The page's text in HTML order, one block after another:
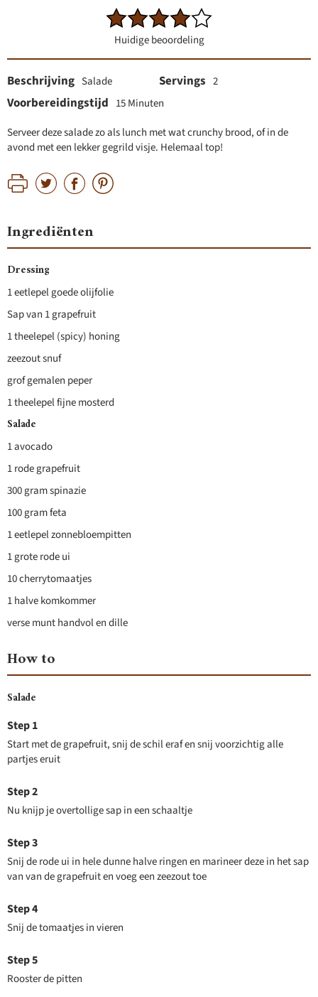
Huidige beoordeling
Beschrijving Salade Servings 2
Voorbereidingstijd 15 Minuten
Serveer deze salade zo als lunch met wat crunchy brood, of in de
avond met een lekker gegrild visje. Helemaal top!
Ingrediënten
Dressing
1 eetlepel goede olijfolie
Sap van 1 grapefruit
1 theelepel (spicy) honing
zeezout snuf
grof gemalen peper
1 theelepel fijne mosterd
Salade
1 avocado
1 rode grapefruit
300 gram spinazie
100 gram feta
1 eetlepel zonnebloempitten
1 grote rode ui
10 cherrytomaatjes
1 halve komkommer
verse munt handvol en dille
How to
Salade
Start met de grapefruit, snij de schil eraf en snij voorzichtig alle
partjes eruit
Nu knijp je overtollige sap in een schaaltje
Snij de rode ui in hele dunne halve ringen en marineer deze in het sap
van van de grapefruit en voeg een zeezout toe
Snij de tomaatjes in vieren
Rooster de pitten